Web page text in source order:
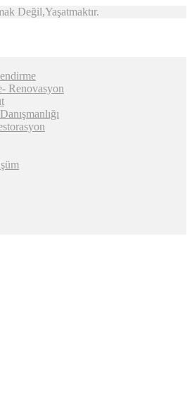
Değil,Yaşatmaktır.
Renovasyon